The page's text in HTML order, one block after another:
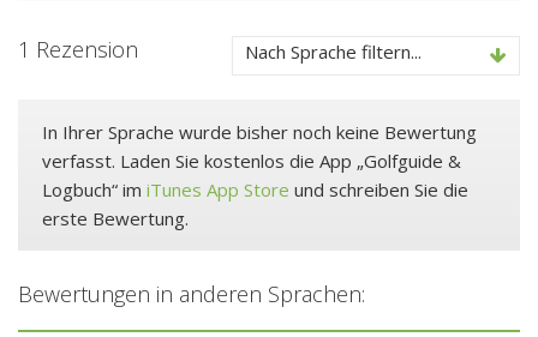
1 Rezension Nach Sprache filtern...
In Ihrer Sprache wurde bisher noch keine Bewertung
verfasst. Laden Sie kostenlos die App „Golfguide &
Logbuch“ im iTunes App Store und schreiben Sie die
erste Bewertung.
Bewertungen in anderen Sprachen: